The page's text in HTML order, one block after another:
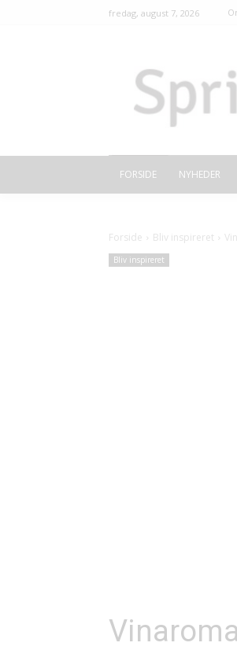
fredag, august 7, 2026
FORSIDE NYHEDER
Forside Bliv inspireret
Bliv inspireret